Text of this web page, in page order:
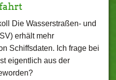
Die Wasserstraßen- und
erhält mehr
Schiffsdaten. Ich frage bei
eigentlich aus der